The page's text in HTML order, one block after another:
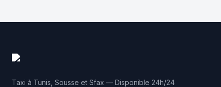
Taxi à Tunis, Sousse et Sfax — Disponible 24h/24